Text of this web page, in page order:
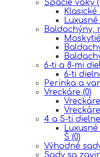
Spacie vaky
Baldachýny,
6-ti a 8-mi
6-ti
Perinka a
Vreckáre (0)
4 a 5-ti
Š (0)
Výhodné
Sady sa